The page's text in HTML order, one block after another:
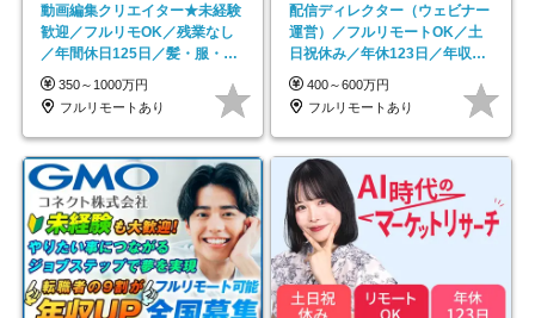
動画編集クリエイター★未経験
歓迎／フルリモOK／残業なし
／年間休日125日／髪・服・ネ
イル自由／研修充実で安心
350～1000万円
フルリモートあり
配信ディレクター（ウェビナー
運営）／フルリモートOK／土
日祝休み／年休123日／年収
600万円可
400～600万円
フルリモートあり